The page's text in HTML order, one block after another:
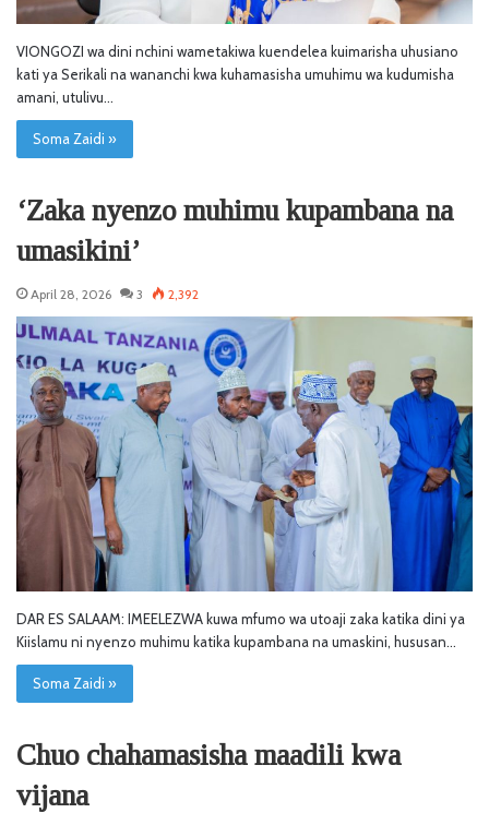
VIONGOZI wa dini nchini wametakiwa kuendelea kuimarisha uhusiano
kati ya Serikali na wananchi kwa kuhamasisha umuhimu wa kudumisha
amani, utulivu…
Soma Zaidi »
‘Zaka nyenzo muhimu kupambana na
umasikini’
April 28, 2026 3 2,392
DAR ES SALAAM: IMEELEZWA kuwa mfumo wa utoaji zaka katika dini ya
Kiislamu ni nyenzo muhimu katika kupambana na umaskini, hususan…
Soma Zaidi »
Chuo chahamasisha maadili kwa
vijana